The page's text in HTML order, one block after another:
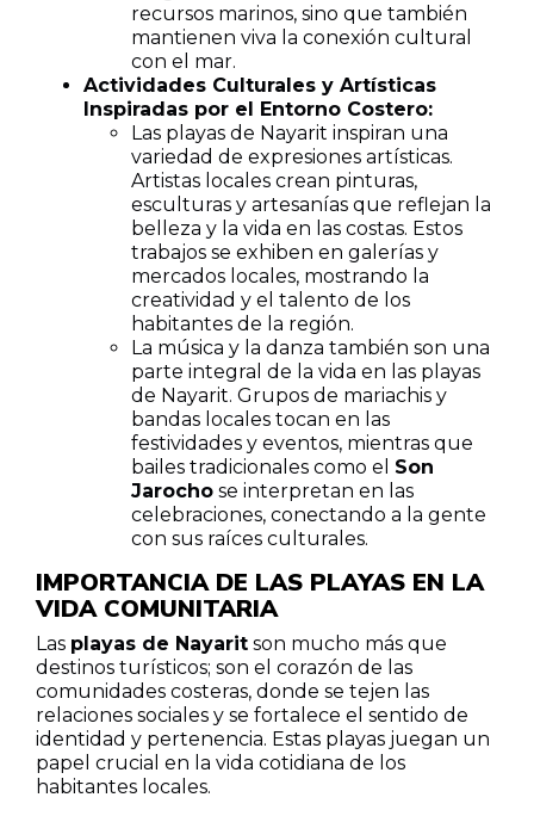
recursos marinos, sino que también
mantienen viva la conexión cultural
con el mar.
Actividades Culturales y Artísticas
Inspiradas por el Entorno Costero:
Las playas de Nayarit inspiran una
variedad de expresiones artísticas.
Artistas locales crean pinturas,
esculturas y artesanías que reflejan la
belleza y la vida en las costas. Estos
trabajos se exhiben en galerías y
mercados locales, mostrando la
creatividad y el talento de los
habitantes de la región.
La música y la danza también son una
parte integral de la vida en las playas
de Nayarit. Grupos de mariachis y
bandas locales tocan en las
festividades y eventos, mientras que
bailes tradicionales como el Son
Jarocho se interpretan en las
celebraciones, conectando a la gente
con sus raíces culturales.
IMPORTANCIA DE LAS PLAYAS EN LA
VIDA COMUNITARIA
Las playas de Nayarit son mucho más que
destinos turísticos; son el corazón de las
comunidades costeras, donde se tejen las
relaciones sociales y se fortalece el sentido de
identidad y pertenencia. Estas playas juegan un
papel crucial en la vida cotidiana de los
habitantes locales.